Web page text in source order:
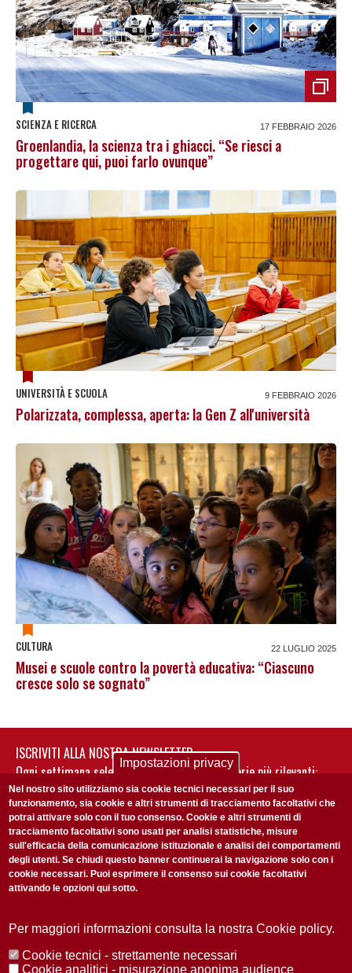
SCIENZA E RICERCA 17 FEBBRAIO 2026
Groenlandia, la scienza tra i ghiacci. “Se riesci a
progettare qui, puoi farlo ovunque”
UNIVERSITÀ E SCUOLA 9 FEBBRAIO 2026
Polarizzata, complessa, aperta: la Gen Z all'università
CULTURA 22 LUGLIO 2025
Musei e scuole contro la povertà educativa: “Ciascuno
cresce solo se sognato”
ISCRIVITI ALLA NOSTRA NEWSLETTER
Ogni settimana selezioniamo per te nostre storie più rilevanti:
non perderti gli aggiornamenti della nostra newsletter
Accetto laPrivacy Policy
Redazione Copyright Privacy Area stampa
Impostazioni privacy
Nel nostro sito utilizziamo sia cookie tecnici necessari per il suo
funzionamento, sia cookie e altri strumenti di tracciamento facoltativi che
potrai attivare solo con il tuo consenso. Cookie e altri strumenti di
tracciamento facoltativi sono usati per analisi statistiche, misure
sull'efficacia della comunicazione istituzionale e analisi dei comportamenti
degli utenti. Se chiudi questo banner continuerai la navigazione solo con i
cookie necessari. Puoi esprimere il consenso sui cookie facoltativi
attivando le opzioni qui sotto.
Per maggiori informazioni consulta la nostra Cookie policy.
Cookie tecnici - strettamente necessari
Cookie analitici - misurazione anonima audience